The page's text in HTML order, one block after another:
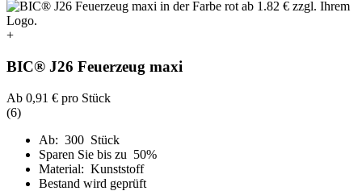
+
BIC® J26 Feuerzeug maxi
Ab 0,91 € pro Stück
(6)
Ab: 300 Stück
Sparen Sie bis zu 50%
Material: Kunststoff
Bestand wird geprüft